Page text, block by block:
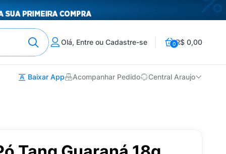
Olá, Entre ou Cadastre-se 0R$ 0,00
Baixar App Acompanhar Pedido Central Araujo